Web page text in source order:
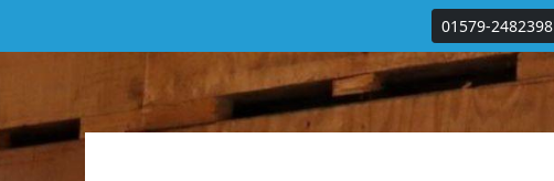
01579-2482398